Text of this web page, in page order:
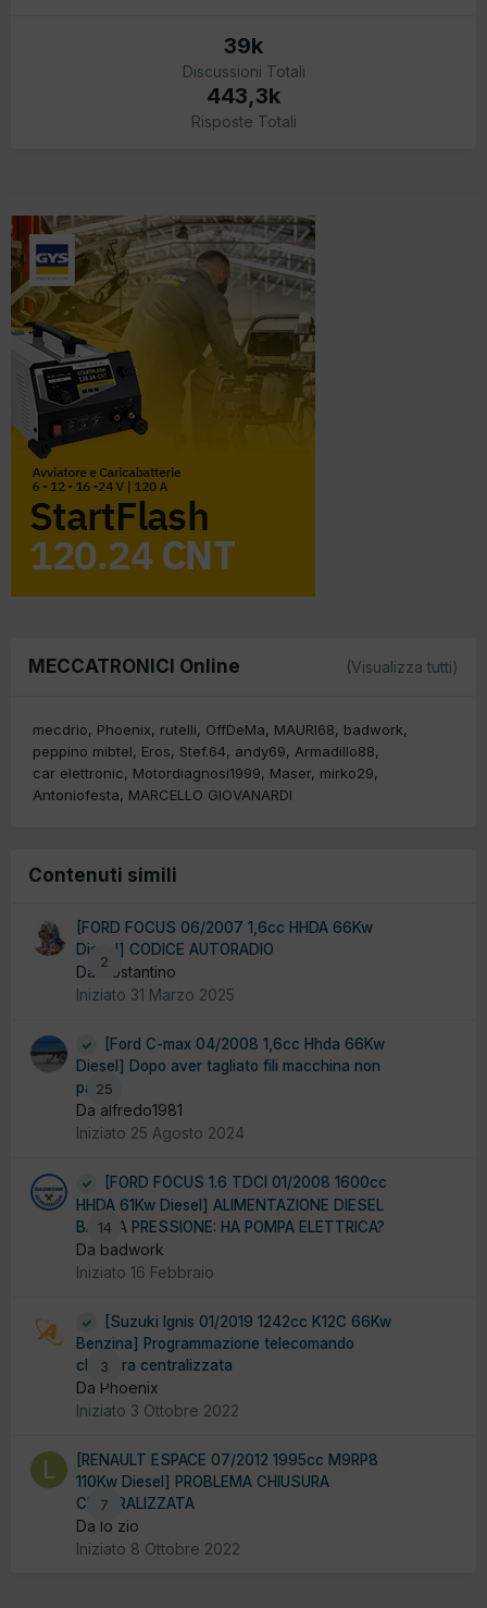
39k
Discussioni Totali
443,3k
Risposte Totali
MECCATRONICI Online (Visualizza tutti)
mecdrio Phoenix rutelli OffDeMa MAURI68
badwork
peppino mibtel
Eros Stef.64 andy69
Armadillo88
car elettronic
Motordiagnosi1999 Maser mirko29
Antoniofesta
MARCELLO GIOVANARDI
Contenuti simili
2
[FORD FOCUS 06/2007 1,6cc HHDA 66Kw
Diesel] CODICE AUTORADIO
Da Costantino
Iniziato 31 Marzo 2025
25
[Ford C-max 04/2008 1,6cc Hhda 66Kw
Diesel] Dopo aver tagliato fili macchina non
parte
Da alfredo1981
Iniziato 25 Agosto 2024
14
[FORD FOCUS 1.6 TDCI 01/2008 1600cc
HHDA 61Kw Diesel] ALIMENTAZIONE DIESEL
BASSA PRESSIONE: HA POMPA ELETTRICA?
Da badwork
Iniziato 16 Febbraio
3
[Suzuki Ignis 01/2019 1242cc K12C 66Kw
Benzina] Programmazione telecomando
chiusura centralizzata
Da Phoenix
Iniziato 3 Ottobre 2022
7
[RENAULT ESPACE 07/2012 1995cc M9RP8
110Kw Diesel] PROBLEMA CHIUSURA
CENTRALIZZATA
Da lo zio
Iniziato 8 Ottobre 2022